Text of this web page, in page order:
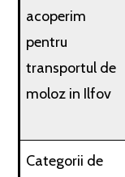
acoperim
pentru
transportul de
moloz in Ilfov
Categorii de